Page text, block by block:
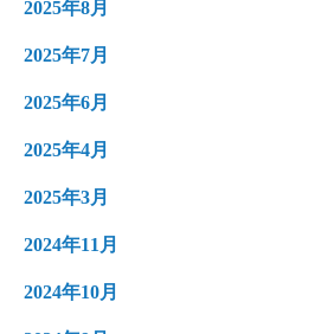
2025年8月
2025年7月
2025年6月
2025年4月
2025年3月
2024年11月
2024年10月